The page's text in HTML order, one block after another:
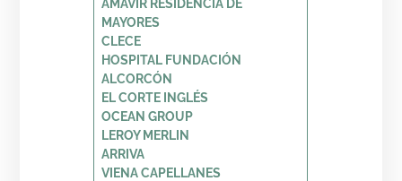
MAYORES
CLECE
HOSPITAL FUNDACIÓN
ALCORCÓN
EL CORTE INGLÉS
OCEAN GROUP
LEROY MERLIN
ARRIVA
VIENA CAPELLANES